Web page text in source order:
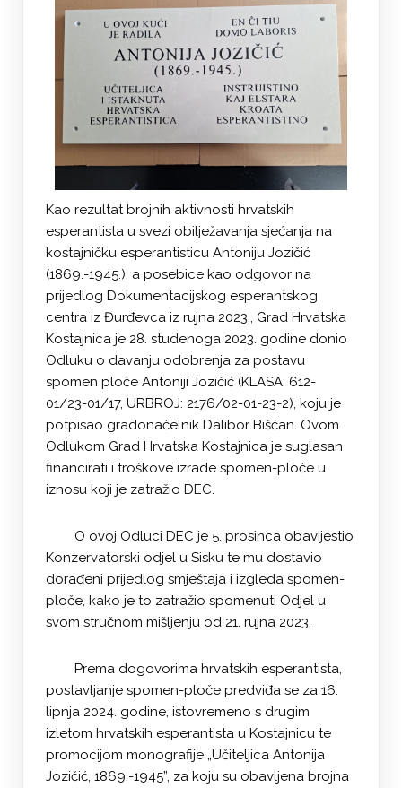
Kao rezultat brojnih aktivnosti hrvatskih
esperantista u svezi obilježavanja sjećanja na
kostajničku esperantisticu Antoniju Jozičić
(1869.-1945.), a posebice kao odgovor na
prijedlog Dokumentacijskog esperantskog
centra iz Đurđevca iz rujna 2023., Grad Hrvatska
Kostajnica je 28. studenoga 2023. godine donio
Odluku o davanju odobrenja za postavu
spomen ploče Antoniji Jozičić (KLASA: 612-
01/23-01/17, URBROJ: 2176/02-01-23-2), koju je
potpisao gradonačelnik Dalibor Bišćan. Ovom
Odlukom Grad Hrvatska Kostajnica je suglasan
financirati i troškove izrade spomen-ploče u
iznosu koji je zatražio DEC.
O ovoj Odluci DEC je 5. prosinca obavijestio
Konzervatorski odjel u Sisku te mu dostavio
dorađeni prijedlog smještaja i izgleda spomen-
ploče, kako je to zatražio spomenuti Odjel u
svom stručnom mišljenju od 21. rujna 2023.
Prema dogovorima hrvatskih esperantista,
postavljanje spomen-ploče predviđa se za 16.
lipnja 2024. godine, istovremeno s drugim
izletom hrvatskih esperantista u Kostajnicu te
promocijom monografije „Učiteljica Antonija
Jozičić, 1869.-1945”, za koju su obavljena brojna